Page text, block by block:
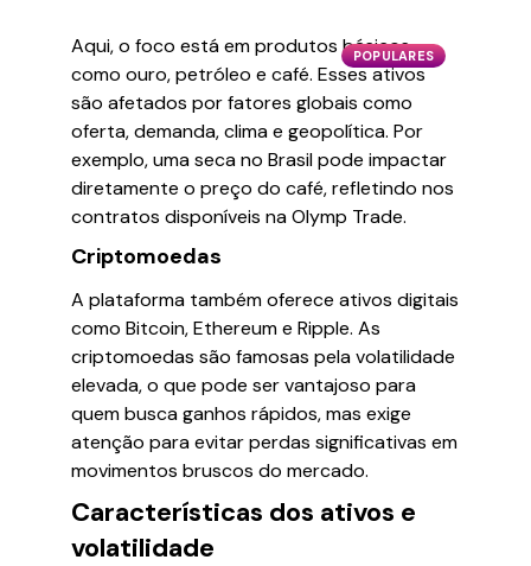
POPULARES
Aqui, o foco está em produtos básicos
como ouro, petróleo e café. Esses ativos
são afetados por fatores globais como
oferta, demanda, clima e geopolítica. Por
exemplo, uma seca no Brasil pode impactar
diretamente o preço do café, refletindo nos
contratos disponíveis na Olymp Trade.
Criptomoedas
A plataforma também oferece ativos digitais
como Bitcoin, Ethereum e Ripple. As
criptomoedas são famosas pela volatilidade
elevada, o que pode ser vantajoso para
quem busca ganhos rápidos, mas exige
atenção para evitar perdas significativas em
movimentos bruscos do mercado.
Características dos ativos e
volatilidade